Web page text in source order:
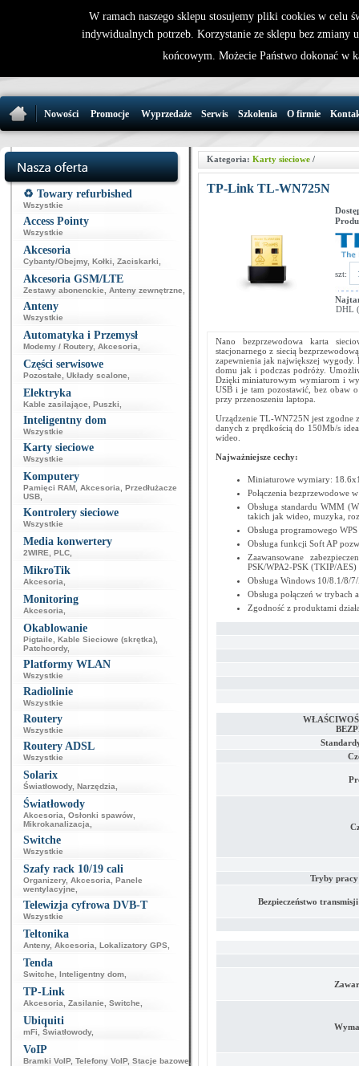
32 721 86
Nowości Promocje Wyprzedaże Serwis Szkolenia O firmie
♻️ Towary refurbished
Wszystkie
Access Pointy
Wszystkie
Akcesoria
Cybanty/Obejmy, Kołki Zaciskarki
Akcesoria GSM/LTE
Zestawy abonenckie Anteny zewnętrzne
Anteny
Wszystkie
Automatyka i Przemysł
Modemy / Routery, Akcesoria
Części serwisowe
Pozostałe Układy scalone
Elektryka
Kable zasilające Puszki
Inteligentny dom
Wszystkie
Karty sieciowe
Wszystkie
Komputery
Pamięci RAM Akcesoria
Przedłużacze
USB
Kontrolery sieciowe
Wszystkie
Media konwertery
2WIRE PLC
MikroTik
Akcesoria
Monitoring
Akcesoria
Okablowanie
Pigtaile Kable Sieciowe (skrętka)
Patchcordy,
Platformy WLAN
Wszystkie
Radiolinie
Wszystkie
Routery
Wszystkie
Routery ADSL
Wszystkie
Solarix
Światłowody, Narzędzia
Światłowody
Akcesoria Osłonki spawów
Mikrokanalizacja
Switche
Wszystkie
Szafy rack 10/19 cali
Organizery, Akcesoria
Panele
wentylacyjne
Telewizja cyfrowa DVB-T
Wszystkie
Teltonika
Anteny, Akcesoria Lokalizatory GPS
Tenda
Switche Inteligentny dom
TP-Link
Akcesoria Zasilanie Switche
Ubiquiti
mFi Światłowody,
VoIP
Bramki VoIP, Telefony VoIP, Stacje bazowe
Kategoria: Karty sieciowe/
TP-Link TL-WN725N
szt:
DHL
Nano bezprzewodowa karta
stacjonarnego z siecią
zapewnienia jak największej wygody.
domu jak i podczas podróży.
Dzięki miniaturowym wymiarom i
USB i je tam pozostawić, bez obaw
przy przenoszeniu laptopa.
Urządzenie TL-WN725N jest zgodne
danych z prędkością do 150Mb/s
wideo.
Najważniejsze cechy:
Miniaturowe wymiary:
Połączenia bezprzewodowe
Obsługa standardu WMM
takich jak wideo, muzyka,
Obsługa programowego WPS
Obsługa funkcji Soft AP
Zaawansowane
PSK/WPA2-PSK (TKIP/
Obsługa Windows 10/8.1/8/
Obsługa połączeń w
Zgodność z produktami
Tryby pracy
Bezpieczeństwo
W ramach naszego sklepu stosujemy pliki cookies w celu
indywidualnych potrzeb. Korzystanie ze sklepu bez zmiany
końcowym. Możecie Państwo dokonać w